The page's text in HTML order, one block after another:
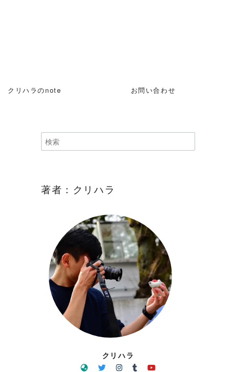
クリハラのnote お問い合わせ
著者：クリハラ
クリハラ